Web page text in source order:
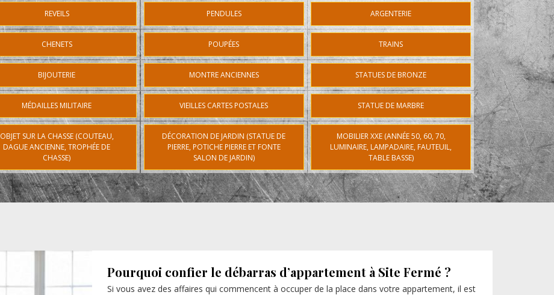
REVEILS PENDULES ARGENTERIE
CHENETS POUPÉES TRAINS
BIJOUTERIE MONTRE ANCIENNES STATUES DE BRONZE
MÉDAILLES MILITAIRE VIEILLES CARTES POSTALES STATUE DE MARBRE
OBJET SUR LA CHASSE (COUTEAU,
DAGUE ANCIENNE, TROPHÉE DE
CHASSE)
DÉCORATION DE JARDIN (STATUE DE
PIERRE, POTICHE PIERRE ET FONTE
SALON DE JARDIN)
MOBILIER XXE (ANNÉE 50, 60, 70,
LUMINAIRE, LAMPADAIRE, FAUTEUIL,
TABLE BASSE)
Pourquoi confier le débarras d’appartement à Site Fermé ?
Si vous avez des affaires qui commencent à occuper de la place dans votre appartement, il est